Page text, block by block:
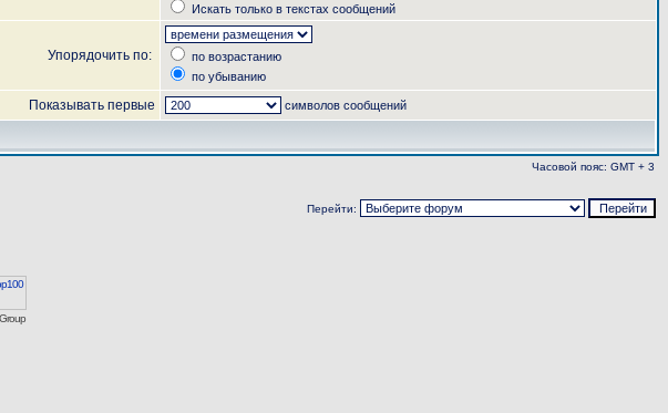
Искать только в текстах сообщений
Упорядочить по:
по возрастанию
по убыванию
Показывать первые символов сообщений
Часовой пояс: GMT + 3
Перейти: